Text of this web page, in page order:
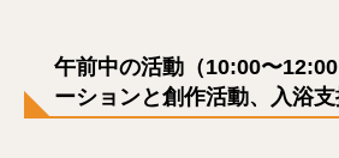
午前中の活動（10:00〜
ーションと創作活動、入浴